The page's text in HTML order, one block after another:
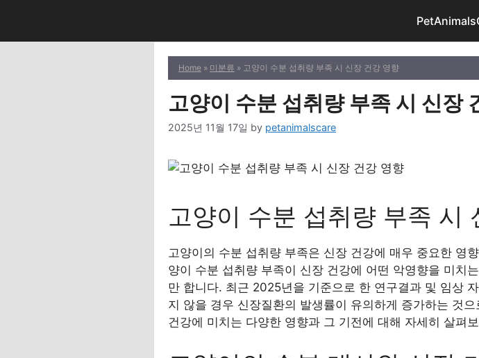
content
Home » 미분류 » 고양이 수분 섭취량 부족 시 신장 건강 영향
고양이 수분 섭취량 부족 시 신장
2025년 11월 17일 by petanimalscare
고양이 수분 섭취량 부족 시
고양이의 수분 섭취량 부족은 신장 건강에 매우 중요한 영
양이 수분 섭취량 부족이 신장 건강에 어떤 악영향을 미치
만 합니다. 최근 2025년을 기준으로 한 연구결과 및 임상
지 않을 경우 신장질환의 발생률이 유의하게 증가하는 것
건강에 미치는 다양한 영향과 그 기전에 대해 자세히 살펴